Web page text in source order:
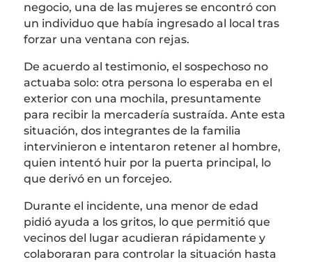
negocio, una de las mujeres se encontró con
un individuo que había ingresado al local tras
forzar una ventana con rejas.
De acuerdo al testimonio, el sospechoso no
actuaba solo: otra persona lo esperaba en el
exterior con una mochila, presuntamente
para recibir la mercadería sustraída. Ante esta
situación, dos integrantes de la familia
intervinieron e intentaron retener al hombre,
quien intentó huir por la puerta principal, lo
que derivó en un forcejeo.
Durante el incidente, una menor de edad
pidió ayuda a los gritos, lo que permitió que
vecinos del lugar acudieran rápidamente y
colaboraran para controlar la situación hasta